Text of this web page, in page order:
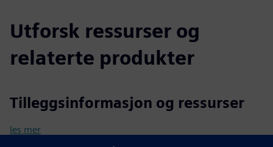
Utforsk ressurser og
relaterte produkter
Tilleggsinformasjon og ressurser
les mer